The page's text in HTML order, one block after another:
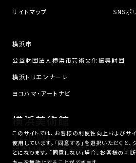
サイトマップ
SNSポ
横浜市
公益財団法人横浜市芸術文化振興財団
横浜トリエンナーレ
ヨコハマ・アートナビ
横浜美術館
〒220-0012
神奈川県横浜市西区みなとみらい
このサイトでは、お客様の利便性向上およびサ
使用しています。「同意する」を選択いただくと
とになります。「同意しない」場合、お客様の判